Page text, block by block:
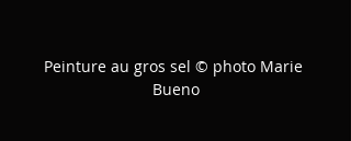
Peinture au gros sel © photo Marie
Bueno